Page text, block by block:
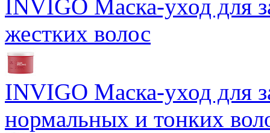
INVIGO Маска-уход для
жестких волос
INVIGO Маска-уход для
нормальных и тонких